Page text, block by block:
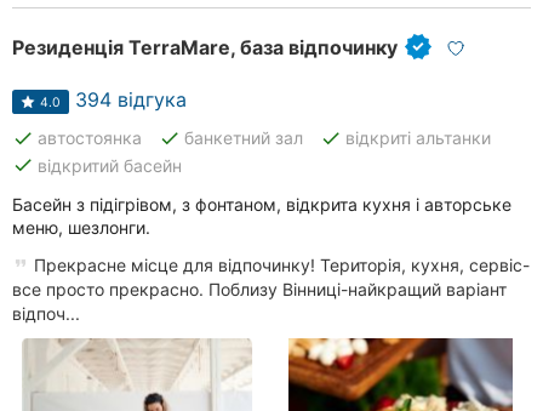
Резиденція TerraMare, база відпочинку
4.0 394 відгука
done автостоянка done банкетний зал done відкриті альтанки
done відкритий басейн
Басейн з підігрівом, з фонтаном, відкрита кухня і авторське
меню, шезлонги.
Прекрасне місце для відпочинку! Територія, кухня, сервіс-
все просто прекрасно. Поблизу Вінниці-найкращий варіант
відпоч...